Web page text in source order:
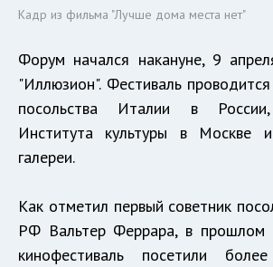
Кадр из фильма "Лучше дома места нет"
Форум начался накануне, 9
"Иллюзион". Фестиваль
посольства Италии в России,
Института культуры в Москве и
галереи.
Как отметил первый советник
РФ Вальтер Феррара, в прошлом
кинофестиваль посетили